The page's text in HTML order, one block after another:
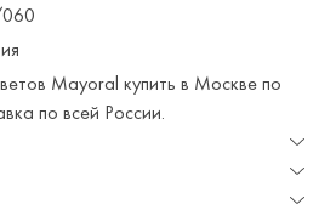
Mayoral купить в Москве по
по всей России.
и примерка доступна для